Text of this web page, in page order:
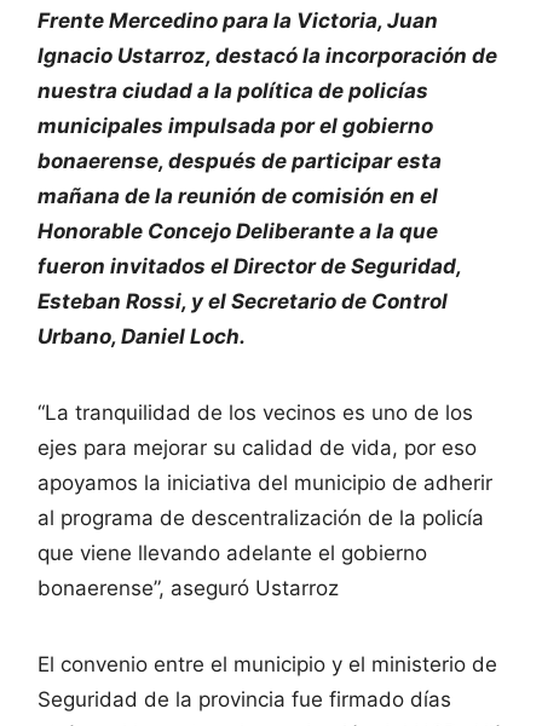
Frente Mercedino para la Victoria, Juan
Ignacio Ustarroz, destacó la incorporación de
nuestra ciudad a la política de policías
municipales impulsada por el gobierno
bonaerense, después de participar esta
mañana de la reunión de comisión en el
Honorable Concejo Deliberante a la que
fueron invitados el Director de Seguridad,
Esteban Rossi, y el Secretario de Control
Urbano, Daniel Loch.
“La tranquilidad de los vecinos es uno de los
ejes para mejorar su calidad de vida, por eso
apoyamos la iniciativa del municipio de adherir
al programa de descentralización de la policía
que viene llevando adelante el gobierno
bonaerense”, aseguró Ustarroz
El convenio entre el municipio y el ministerio de
Seguridad de la provincia fue firmado días